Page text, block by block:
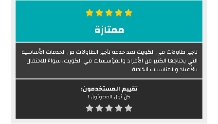
ممتازة
تاجير طاولات في الكويت تعد خدمة تأجير الطاولات من الخدمات الأساسية
التي يحتاجها الكثير من الأفراد والمؤسسات في الكويت، سواءً للاحتفال
بالأعياد والمناسبات الخاصة
تقييم المستخدمون:
كن أول المصوتون !